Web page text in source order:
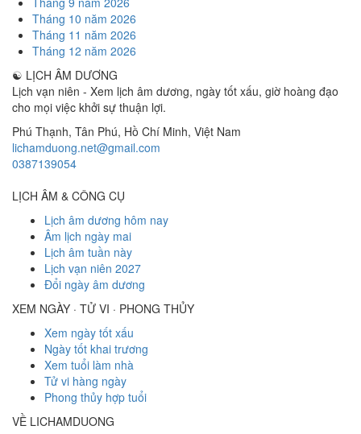
Tháng 10 năm 2026
Tháng 11 năm 2026
Tháng 12 năm 2026
☯ LỊCH ÂM DƯƠNG
Lịch vạn niên - Xem lịch âm dương, ngày tốt xấu, giờ hoàng đạo
cho mọi việc khởi sự thuận lợi.
Phú Thạnh, Tân Phú, Hồ Chí Minh, Việt Nam
lichamduong.net@gmail.com
0387139054
LỊCH ÂM & CÔNG CỤ
Lịch âm dương hôm nay
Âm lịch ngày mai
Lịch âm tuần này
Lịch vạn niên 2027
Đổi ngày âm dương
XEM NGÀY · TỬ VI · PHONG THỦY
Xem ngày tốt xấu
Ngày tốt khai trương
Xem tuổi làm nhà
Tử vi hàng ngày
Phong thủy hợp tuổi
VỀ LICHAMDUONG